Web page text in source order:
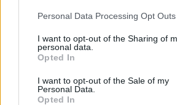
Personal Data Processing Opt Outs
I want to opt-out of the Sharing of
personal data.
Opted In
I want to opt-out of the Sale of my
Personal Data.
Opted In
Tutti i documenti e servizi